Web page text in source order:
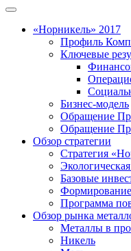
«Норникель» 2017
Профиль
Ключевые
Бизнес-модель
Обращение
Обращение
Обзор стратегии
Стратегия
Базовые
Формирование
Программа
Обзор рынка
Металлы в
Никель